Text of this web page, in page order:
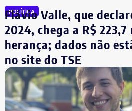
em bens, relativos a um
POLÍTICA
Flávio Valle, que
2024, chega a R$
herança; dados não
no site do TSE